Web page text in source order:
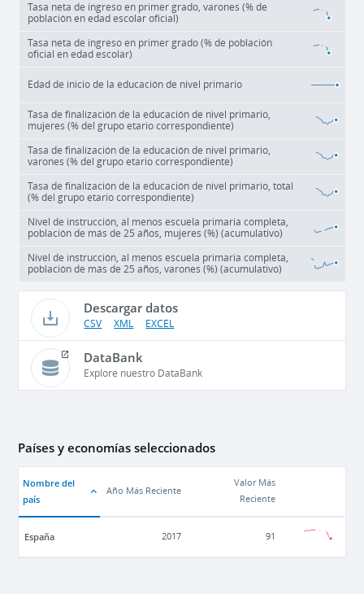
Tasa neta de ingreso en primer grado, varones (% de
población en edad escolar oficial)
Tasa neta de ingreso en primer grado (% de población
oficial en edad escolar)
Edad de inicio de la educación de nivel primario
Tasa de finalización de la educación de nivel primario,
mujeres (% del grupo etario correspondiente)
Tasa de finalización de la educación de nivel primario,
varones (% del grupo etario correspondiente)
Tasa de finalización de la educación de nivel primario, total
(% del grupo etario correspondiente)
Nivel de instrucción, al menos escuela primaria completa,
población de más de 25 años, mujeres (%) (acumulativo)
Nivel de instrucción, al menos escuela primaria completa,
población de más de 25 años, varones (%) (acumulativo)
Descargar datos
CSV XML EXCEL
DataBank
Explore nuestro DataBank
Países y economías seleccionados
Nombre del
país
Año Más Reciente
Valor Más
Reciente
España 2017 91